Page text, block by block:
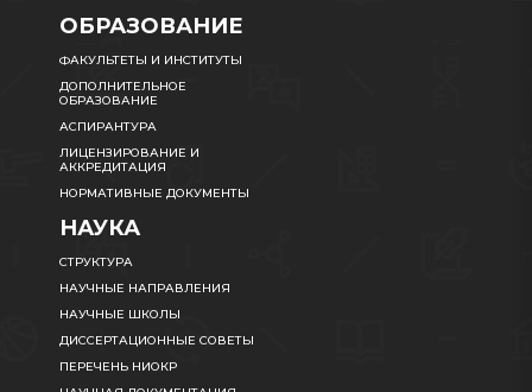
ОБРАЗОВАНИЕ
ФАКУЛЬТЕТЫ И ИНСТИТУТЫ
ДОПОЛНИТЕЛЬНОЕ
ОБРАЗОВАНИЕ
АСПИРАНТУРА
ЛИЦЕНЗИРОВАНИЕ И
АККРЕДИТАЦИЯ
НОРМАТИВНЫЕ ДОКУМЕНТЫ
НАУКА
СТРУКТУРА
НАУЧНЫЕ НАПРАВЛЕНИЯ
НАУЧНЫЕ ШКОЛЫ
ДИССЕРТАЦИОННЫЕ СОВЕТЫ
ПЕРЕЧЕНЬ НИОКР